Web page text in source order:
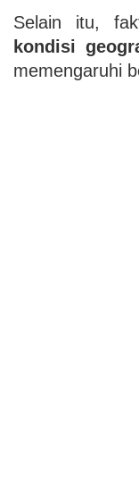
Selain itu,
kondisi
memengaruhi